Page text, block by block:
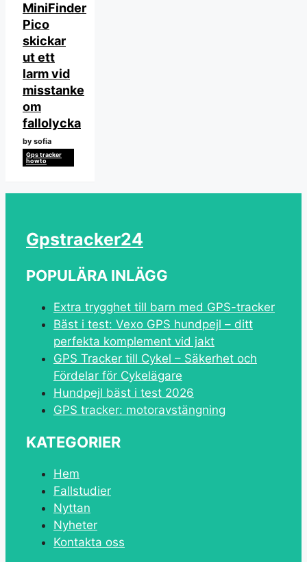
MiniFinder
Pico
skickar
ut ett
larm vid
misstanke
om
fallolycka
by sofia
Gps tracker
howto
Gpstracker24
POPULÄRA INLÄGG
Extra trygghet till barn med GPS-tracker
Bäst i test: Vexo GPS hundpejl – ditt
perfekta komplement vid jakt
GPS Tracker till Cykel – Säkerhet och
Fördelar för Cykelägare
Hundpejl bäst i test 2026
GPS tracker: motoravstängning
KATEGORIER
Hem
Fallstudier
Nyttan
Nyheter
Kontakta oss